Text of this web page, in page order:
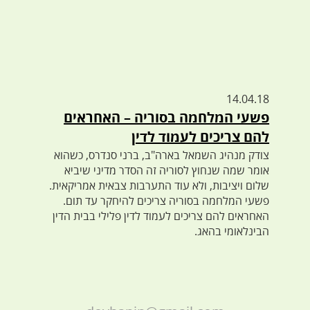
14.04.18
פשעי המלחמה בסוריה – האחראים
להם צריכים לעמוד לדין
צודק מנהיג השמאל בארה"ב, ברני סנדרס, כשהוא
אומר שמה שנחוץ לסוריה זה הסדר מדיני שיביא
שלום ויציבות, ולא עוד התערבות צבאית אמריקאית.
פשעי המלחמה בסוריה צריכים להיחקר עד תום.
האחראים להם צריכים לעמוד לדין פלילי בבית הדין
הבינלאומי בהאג.